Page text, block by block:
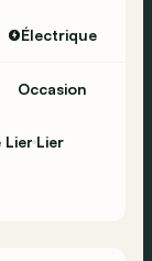
Électrique
Occasion
Lier Lier